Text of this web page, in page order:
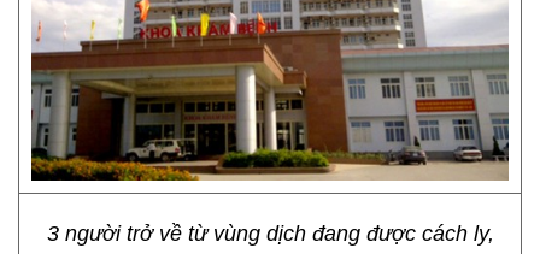
3 người trở về từ vùng dịch đang được cách ly,